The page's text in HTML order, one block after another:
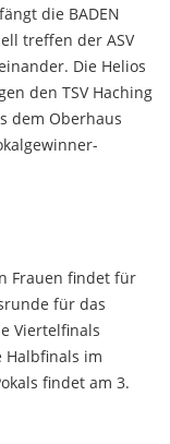
die BADEN
treffen der ASV
Die Helios
den TSV Haching
dem Oberhaus
Frauen findet für
für das
Viertelfinals
Halbfinals im
findet am 3.